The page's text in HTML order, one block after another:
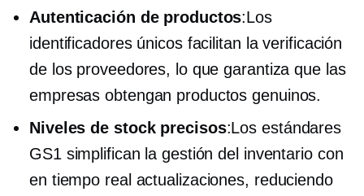
Autenticación de productos:Los
identificadores únicos facilitan la verificación
de los proveedores, lo que garantiza que las
empresas obtengan productos genuinos.
Niveles de stock precisos:Los estándares
GS1 simplifican la gestión del inventario con
en tiempo real actualizaciones, reduciendo